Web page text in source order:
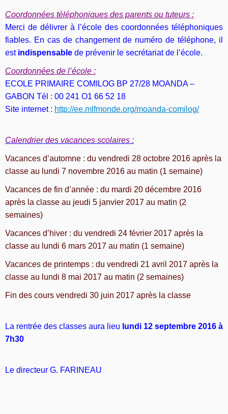
Coordonnées téléphoniques des parents ou tuteurs :
Merci de délivrer à l’école des coordonnées téléphoniques
fiables. En cas de changement de numéro de téléphone, il
est indispensable de prévenir le secrétariat de l’école.
Coordonnées de l’école :
ECOLE PRIMAIRE COMILOG BP 27/28 MOANDA –
GABON Tél : 00 241 O1 66 52 18
Site internet : http://ee.mlfmonde.org/moanda-comilog/
Calendrier des vacances scolaires :
Vacances d’automne : du vendredi 28 octobre 2016 après la
classe au lundi 7 novembre 2016 au matin (1 semaine)
Vacances de fin d’année : du mardi 20 décembre 2016
après la classe au jeudi 5 janvier 2017 au matin (2
semaines)
Vacances d’hiver : du vendredi 24 février 2017 après la
classe au lundi 6 mars 2017 au matin (1 semaine)
Vacances de printemps : du vendredi 21 avril 2017 après la
classe au lundi 8 mai 2017 au matin (2 semaines)
Fin des cours vendredi 30 juin 2017 après la classe
La rentrée des classes aura lieu lundi 12 septembre 2016 à
7h30
Le directeur G. FARINEAU